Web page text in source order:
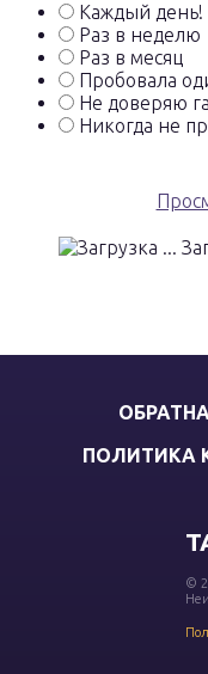
Каждый день!
Раз в неделю
Раз в месяц
Пробовала
Не доверяю
Никогда не
ПОЛИТИКА
©